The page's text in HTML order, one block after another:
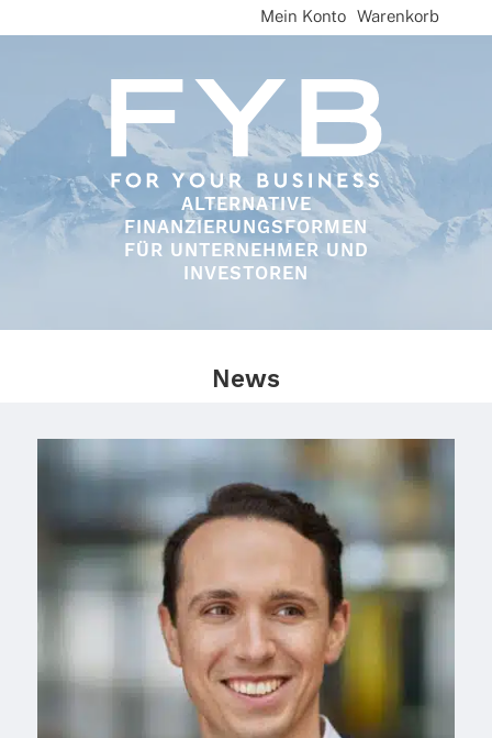
to
ALTERNATIVE
FINANZIERUNGSFORMEN
FÜR UNTERNEHMER UND
INVESTOREN
Mein Konto Warenkorb
News